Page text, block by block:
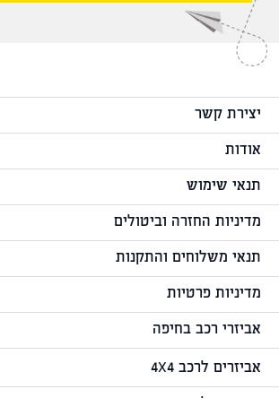
יצירת קשר
אודות
תנאי שימוש
מדיניות החזרה וביטולים
תנאי משלוחים והתקנות
מדיניות פרטיות
אביזרי רכב בחיפה
אביזרים לרכב 4X4